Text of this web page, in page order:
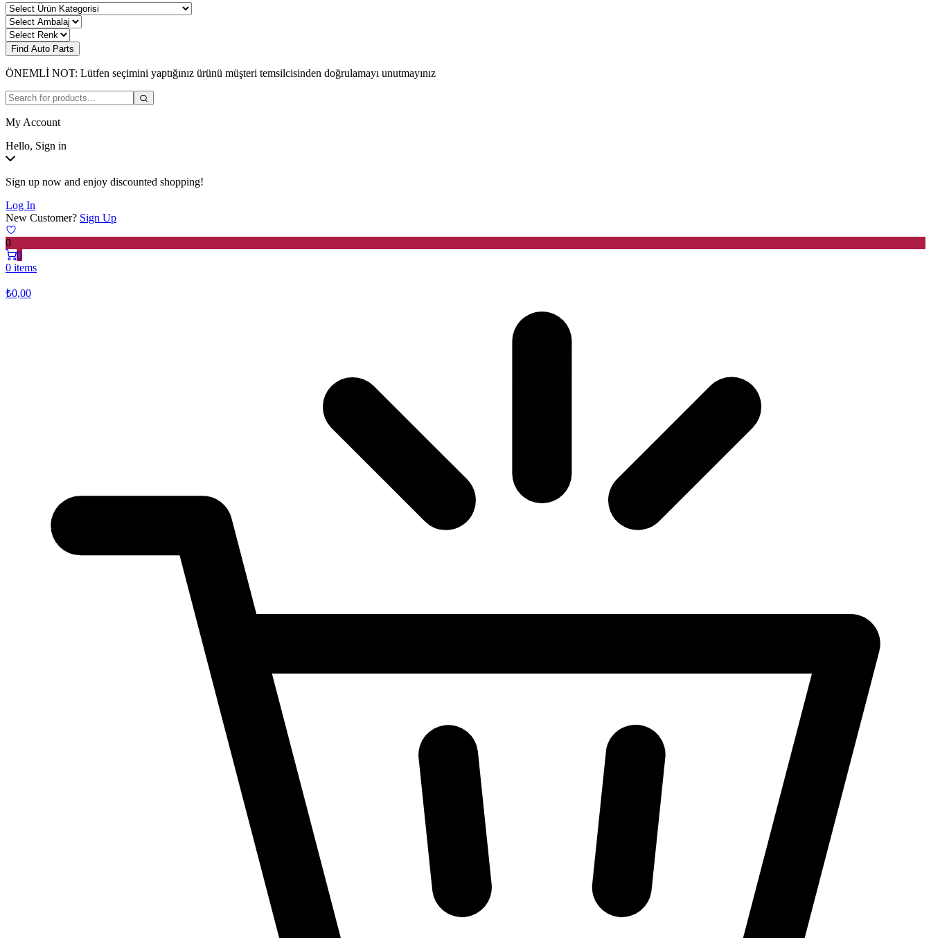
Find Auto Parts
ÖNEMLİ NOT: Lütfen seçimini yaptığınız ürünü müşteri temsilcisinden doğrulamayı unutmayınız
My Account
Hello, Sign in
Sign up now and enjoy discounted shopping!
Log In
New Customer? Sign Up
0
0
0 items
₺0,00